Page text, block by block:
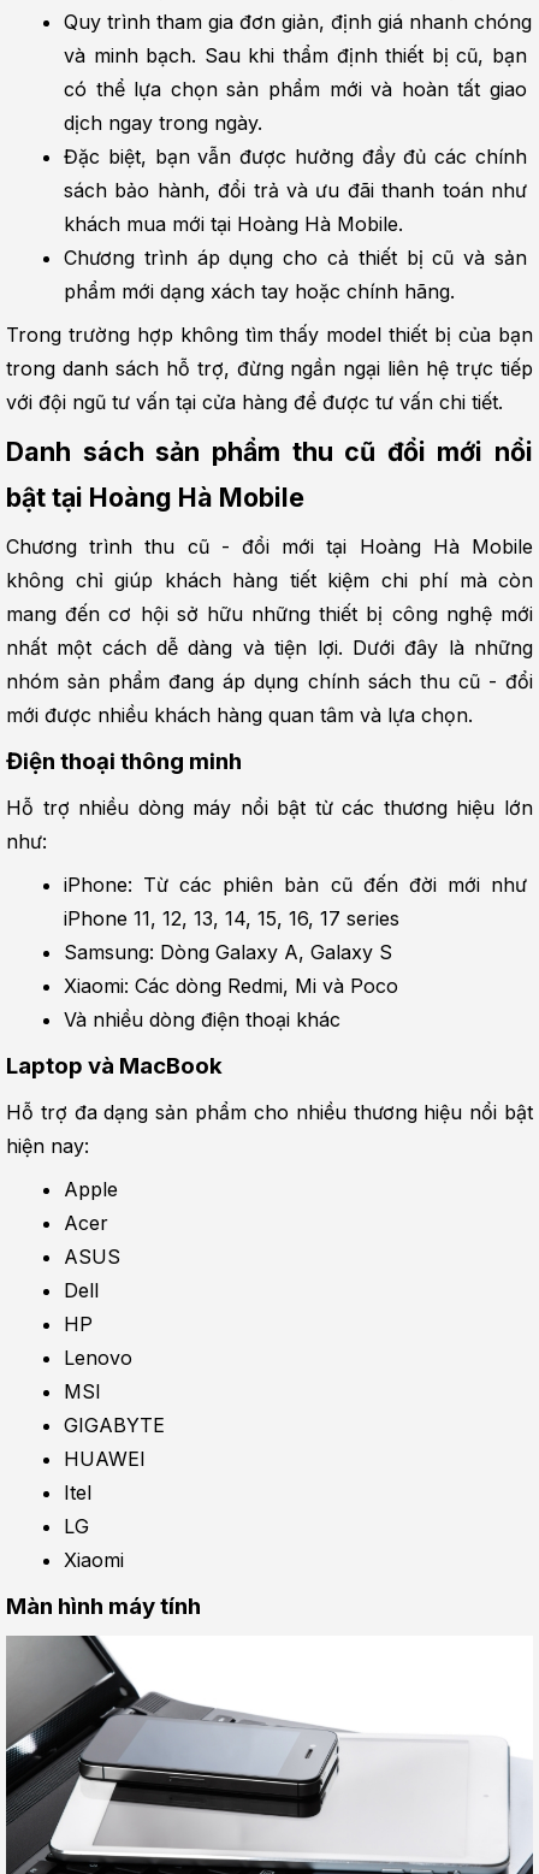
Quy trình tham gia đơn giản, định giá nhanh chóng
và minh bạch. Sau khi thẩm định thiết bị cũ, bạn
có thể lựa chọn sản phẩm mới và hoàn tất giao
dịch ngay trong ngày.
Đặc biệt, bạn vẫn được hưởng đầy đủ các chính
sách bảo hành, đổi trả và ưu đãi thanh toán như
khách mua mới tại Hoàng Hà Mobile.
Chương trình áp dụng cho cả thiết bị cũ và sản
phẩm mới dạng xách tay hoặc chính hãng.
Trong trường hợp không tìm thấy model thiết bị của bạn
trong danh sách hỗ trợ, đừng ngần ngại liên hệ trực tiếp
với đội ngũ tư vấn tại cửa hàng để được tư vấn chi tiết.
Danh sách sản phẩm thu cũ đổi mới nổi
bật tại Hoàng Hà Mobile
Chương trình thu cũ - đổi mới tại Hoàng Hà Mobile
không chỉ giúp khách hàng tiết kiệm chi phí mà còn
mang đến cơ hội sở hữu những thiết bị công nghệ mới
nhất một cách dễ dàng và tiện lợi. Dưới đây là những
nhóm sản phẩm đang áp dụng chính sách thu cũ - đổi
mới được nhiều khách hàng quan tâm và lựa chọn.
Điện thoại thông minh
Hỗ trợ nhiều dòng máy nổi bật từ các thương hiệu lớn
như:
iPhone: Từ các phiên bản cũ đến đời mới như
iPhone 11, 12, 13, 14, 15, 16, 17 series
Samsung: Dòng Galaxy A, Galaxy S
Xiaomi: Các dòng Redmi, Mi và Poco
Và nhiều dòng điện thoại khác
Laptop và MacBook
Hỗ trợ đa dạng sản phẩm cho nhiều thương hiệu nổi bật
hiện nay:
Apple
Acer
ASUS
Dell
HP
Lenovo
MSI
GIGABYTE
HUAWEI
Itel
LG
Xiaomi
Màn hình máy tính